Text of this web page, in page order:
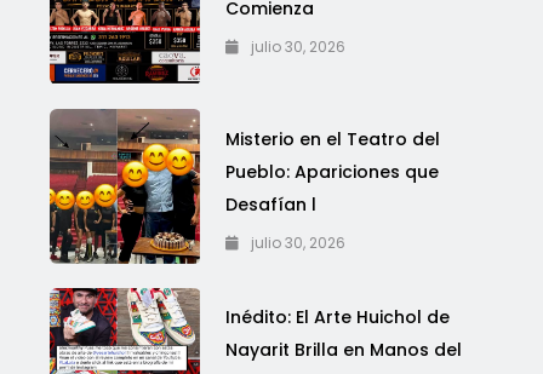
Comienza
julio 30, 2026
Misterio en el Teatro del
Pueblo: Apariciones que
Desafían l
julio 30, 2026
Inédito: El Arte Huichol de
Nayarit Brilla en Manos del